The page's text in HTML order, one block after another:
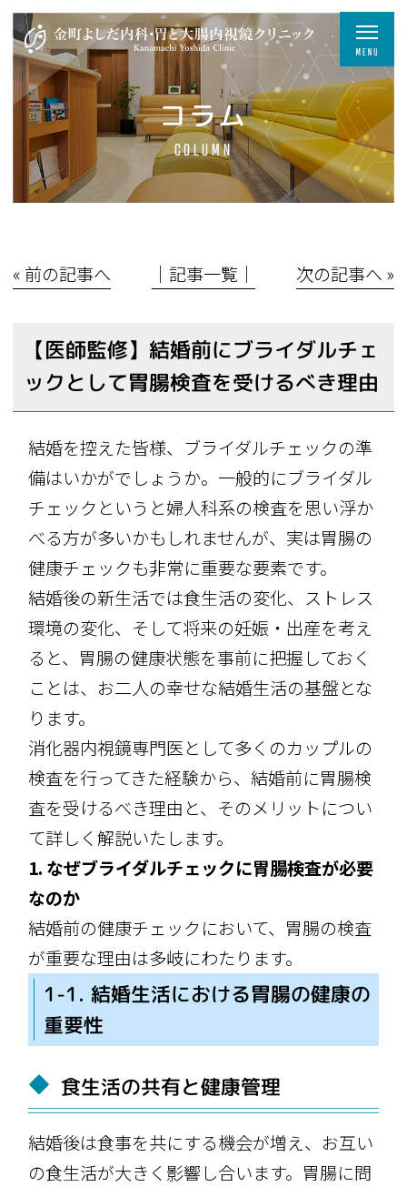
コラム
COLUMN
« 前の記事へ │記事一覧│ 次の記事へ »
【医師監修】結婚前にブライダルチェ
ックとして胃腸検査を受けるべき理由
結婚を控えた皆様、ブライダルチェックの準
備はいかがでしょうか。一般的にブライダル
チェックというと婦人科系の検査を思い浮か
べる方が多いかもしれませんが、実は胃腸の
健康チェックも非常に重要な要素です。
結婚後の新生活では食生活の変化、ストレス
環境の変化、そして将来の妊娠・出産を考え
ると、胃腸の健康状態を事前に把握しておく
ことは、お二人の幸せな結婚生活の基盤とな
ります。
消化器内視鏡専門医として多くのカップルの
検査を行ってきた経験から、結婚前に胃腸検
査を受けるべき理由と、そのメリットについ
て詳しく解説いたします。
1. なぜブライダルチェックに胃腸検査が必要
なのか
結婚前の健康チェックにおいて、胃腸の検査
が重要な理由は多岐にわたります。
1-1. 結婚生活における胃腸の健康の
重要性
食生活の共有と健康管理
結婚後は食事を共にする機会が増え、お互い
の食生活が大きく影響し合います。胃腸に問